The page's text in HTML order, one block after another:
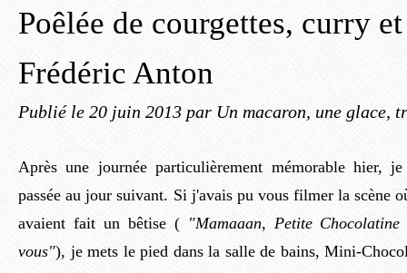
Poêlée de courgettes, curry
Frédéric Anton
Publié le 20 juin 2013 par Un macaron, une glace,
Après une journée particulièrement mémorable hier,
passée au jour suivant. Si j'avais pu vous filmer la scène
avaient fait un bêtise ( "Mamaaan, Petite
vous"), je mets le pied dans la salle de bains, Mini-